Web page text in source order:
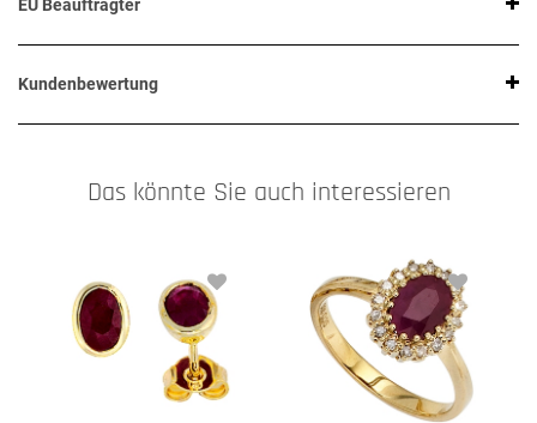
EU Beauftragter
Kundenbewertung
Das könnte Sie auch interessieren